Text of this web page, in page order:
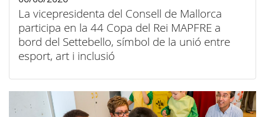
La vicepresidenta del Consell de Mallorca
participa en la 44 Copa del Rei MAPFRE a
bord del Settebello, símbol de la unió entre
esport, art i inclusió